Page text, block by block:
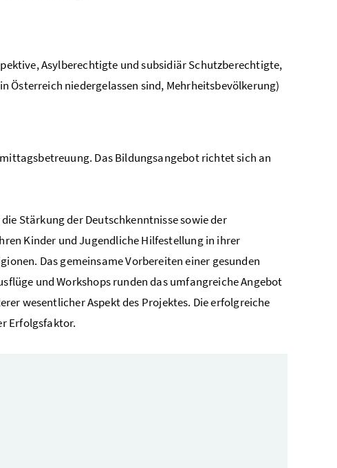
Asylberechtigte und subsidiär Schutzberechtigte,
niedergelassen sind, Mehrheitsbevölkerung)
Das Bildungsangebot richtet sich an
Stärkung der Deutschkenntnisse sowie der
Kinder und Jugendliche Hilfestellung in ihrer
Das gemeinsame Vorbereiten einer gesunden
undWorkshopsrunden das umfangreiche Angebot
wesentlicher Aspekt des Projektes. Die erfolgreiche
Erfolgsfaktor.